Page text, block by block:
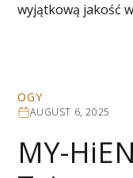
wyjątkową jakość
OGY
AUGUST 6, 2025
MY-